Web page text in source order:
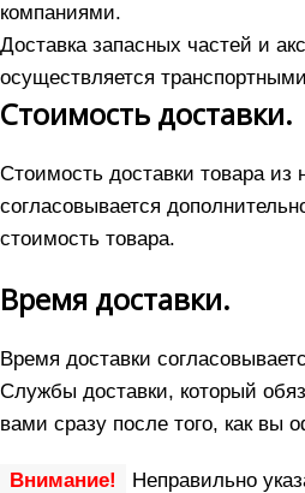
компаниями.
Доставка запасных частей и
осуществляется
Стоимость доставки.
Стоимость доставки товара из
согласовывается
стоимость товара.
Время доставки.
Время доставки
Службы доставки, который
вами сразу после того, как вы
Внимание!
Неправильно